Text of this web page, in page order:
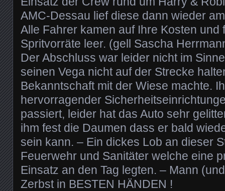
AMC-Dessau lief diese dann wieder
Alle Fahrer kamen auf Ihre Kosten und
Spritvorräte leer. (gell Sascha
Der Abschluss war leider nicht im
seinen Vega nicht auf der Strecke
Bekanntschaft mit der Wiese machte.
hervorragender
passiert, leider hat das Auto sehr
ihm fest die Daumen dass er bald
sein kann. – Ein dickes Lob an dieser
Feuerwehr und Sanitäter welche eine
Einsatz an den Tag legten. – Mann
Zerbst in BESTEN HÄNDEN !